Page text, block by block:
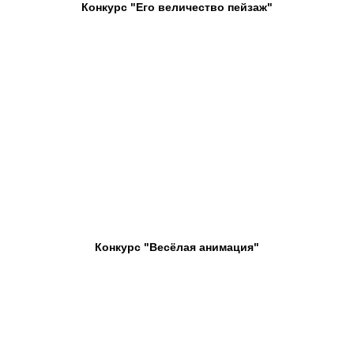
Конкурс "Его величество пейзаж"
Конкурс "Весёлая анимация"